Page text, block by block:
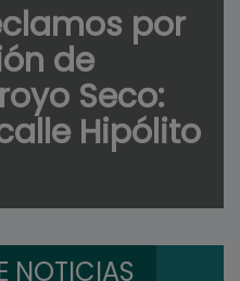
por
de
Seco:
Hipólito
NOTICIAS